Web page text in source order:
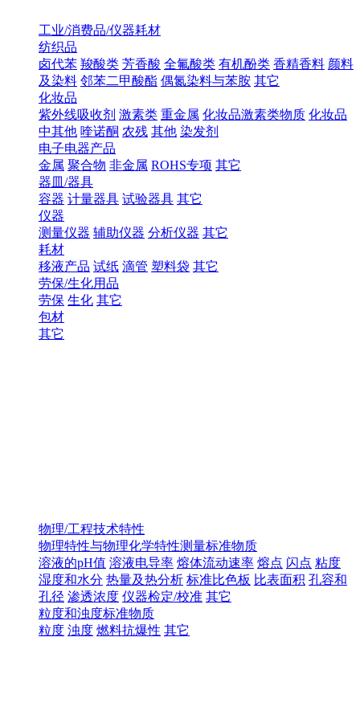
工业/消费品/仪器耗材
纺织品
卤代苯 羧酸类 芳香酸 全氟酸类 有机酚类 香精香料 颜料
及染料 邻苯二甲酸酯 偶氮染料与苯胺 其它
化妆品
紫外线吸收剂 激素类 重金属 化妆品激素类物质 化妆品
中其他 喹诺酮 农残 其他 染发剂
电子电器产品
金属 聚合物 非金属 ROHS专项 其它
器皿/器具
容器 计量器具 试验器具 其它
仪器
测量仪器 辅助仪器 分析仪器 其它
耗材
移液产品 试纸 滴管 塑料袋 其它
劳保/生化用品
劳保 生化 其它
包材
其它
物理/工程技术特性
物理特性与物理化学特性测量标准物质
溶液的pH值 溶液电导率 熔体流动速率 熔点 闪点 粘度
湿度和水分 热量及热分析 标准比色板 比表面积 孔容和
孔径 渗透浓度 仪器检定/校准 其它
粒度和浊度标准物质
粒度 浊度 燃料抗爆性 其它